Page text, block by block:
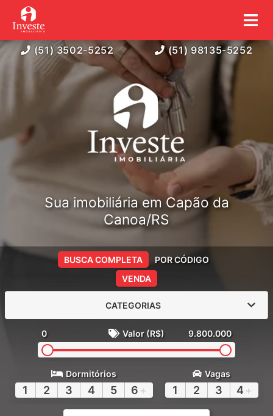
(51) 3502-5252 (51) 98135-5252
Sua imobiliária em Capão da
Canoa/RS
VENDA
BUSCA COMPLETA POR CÓDIGO
CATEGORIAS
0 Valor (R$) 9.800.000
Dormitórios
1 2 3 4 5 6 +
Vagas
1 2 3 4 +